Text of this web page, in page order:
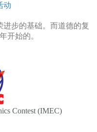
动
步的基础。而道德的复
开始的。
Contest (IMEC)